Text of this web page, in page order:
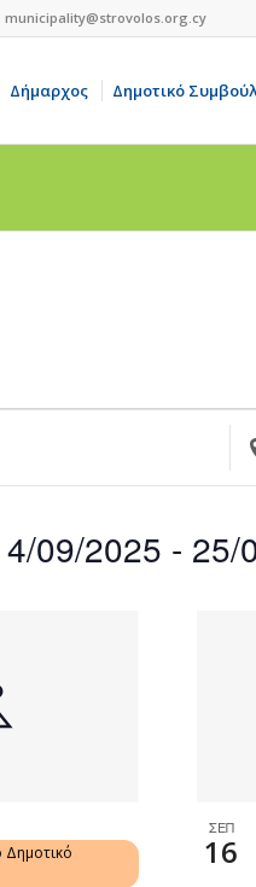
municipality@strovolos.org.cy
Δήμαρχος Δημοτικό
by
09/2025 - 25/
Δημοτικό
ΣΕΠ
16